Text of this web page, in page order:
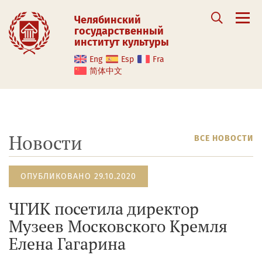
Челябинский
государственный
институт культуры
Eng Esp
Fra
简体中文
Новости ВСЕ НОВОСТИ
ОПУБЛИКОВАНО 29.10.2020
ЧГИК посетила директор
Музеев Московского Кремля
Елена Гагарина